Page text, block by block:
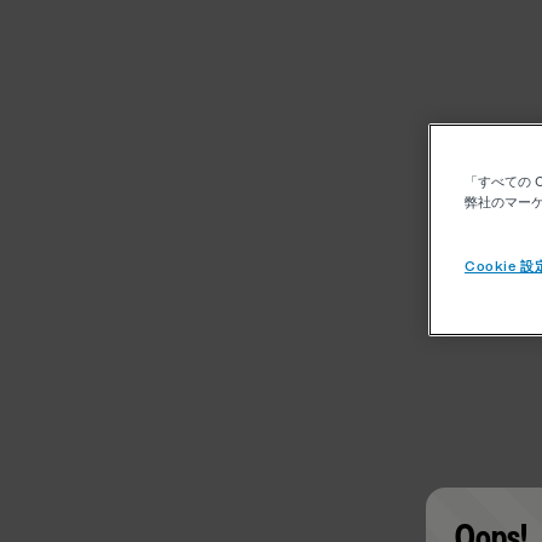
「すべての
弊社のマー
Cookie 設